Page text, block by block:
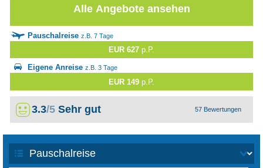
Alle Angebote ansehen
Pauschalreise z.B. 7 Tage
EUR 627 p.P.
Eigene Anreise z.B. 3 Tage
EUR 149 p.P.
3.3/5 Sehr gut 57 Bewertungen